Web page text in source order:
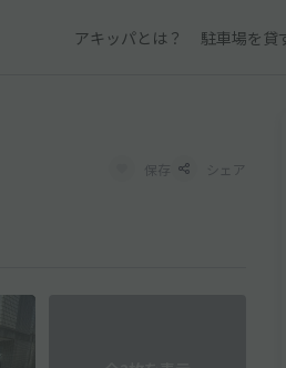
アキッパとは？ 駐車場を貸
保存 シェア